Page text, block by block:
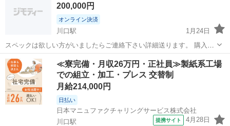
200,000円
オンライン決済
川口駅
1月24日
スペックは欲しい方がいましたらご連絡下さい詳細送ります。 購入し
ていただけたら今でしたらゲーミングマウスもキーボードもセットで
おつけします。
埼玉 川口市 川口駅 デスクトップパソコン
ゲーミングpc
≪寮完備・月収26万円・正社員≫製紙系工場
での組立・加工・プレス 交替制
月給214,000円
日払い
日本マニュファクチャリングサービス株式会社
川口駅
提携サイト 4月28日